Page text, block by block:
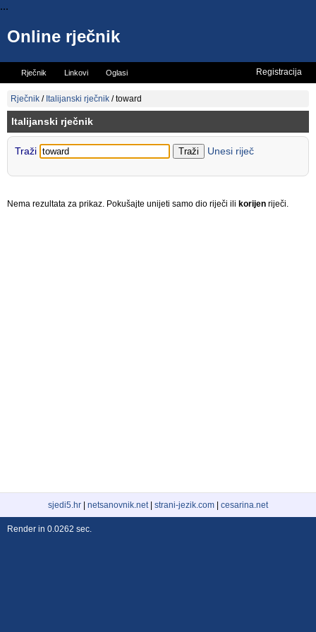
...
Online rječnik
Rječnik Linkovi Oglasi
Vicevi Mini rječnik
Registracija
Rječnik / Italijanski rječnik /toward
Italijanski rječnik
Traži Unesi riječ
Nema rezultata za prikaz. Pokušajte unijeti samo dio riječi ili korijen riječi.
sjedi5.hr netsanovnik.net| strani-jezik.com cesarina.net
Render in 0.0262 sec.